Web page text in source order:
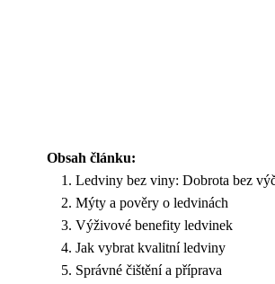
Obsah článku:
Ledviny bez viny: Dobrota bez
Mýty a pověry o ledvinách
Výživové benefity ledvinek
Jak vybrat kvalitní ledviny
Správné čištění a příprava